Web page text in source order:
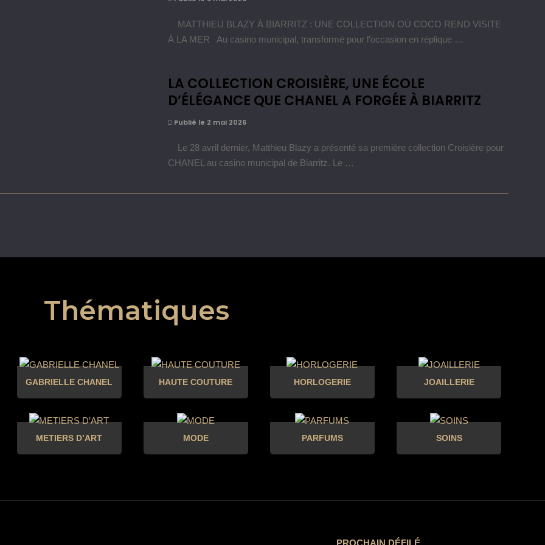
MATTHIEU BLAZY À BIARRITZ : UNE COLLECTION OÙ COCO REND VISITE
À LA MER Au casino municipal, transformé pour l'occasion en réplique …
LA COLLECTION CROISIÈRE, UNE ÉCOLE
D’ÉLÉGANCE QUE CHANEL A FORGÉE À BIARRITZ
Publié le 2 mai 2026
Le 28 avril dernier, Matthieu Blazy a présenté sa première collection Croisière pour
CHANEL au casino municipal de Biarritz. Le …
Thématiques
GABRIELLE CHANEL HAUTE COUTURE HORLOGERIE JOAILLERIE
METIERS D’ART MODE PARFUMS SOINS